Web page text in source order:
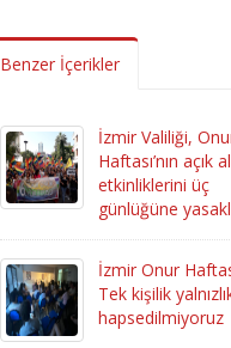
Benzer İçerikler
İzmir Valiliği,
Haftası’nın açık
etkinliklerini üç
günlüğüne
İzmir Onur
Tek kişilik
hapsedilmiyoruz